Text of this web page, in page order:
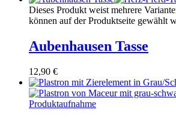
Dieses Produkt weist mehrere
können auf der Produktseite gewählt
Aubenhausen Tasse
12,90 €